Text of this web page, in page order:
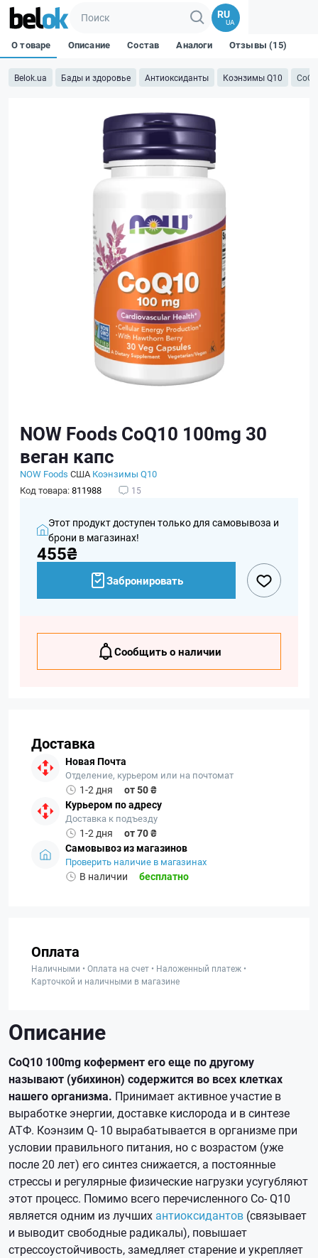
RU
UA
Belok.ua Бады и здоровье Антиоксиданты Коэнзимы Q10
О товаре Описание Состав Аналоги Отзывы (15)
NOW Foods CoQ10 100mg 30
веган капс
NOW Foods США Коэнзимы Q10
Код товара:811988 15
Этот продукт доступен только для самовывоза и
брони в магазинах!
455₴
Забронировать
Сообщить о наличии
Доставка
Новая Почта
Отделение, курьером или на почтомат
1-2 дня
от 50 ₴
Курьером по адресу
Доставка к подъезду
1-2 дня
от 70 ₴
Самовывоз из магазинов
Проверить наличие в магазинах
В наличии бесплатно
Оплата
Наличными • Оплата на счет • Наложенный платеж •
Карточкой и наличными в магазине
Описание
CoQ10 100mg кофермент его еще по другому
называют (убихинон) содержится во всех клетках
нашего организма. Принимает активное участие в
выработке энергии, доставке кислорода и в синтезе
АТФ. Коэнзим Q- 10 вырабатывается в организме при
условии правильного питания, но с возрастом (уже
после 20 лет) его синтез снижается, а постоянные
стрессы и регулярные физические нагрузки усугубляют
этот процесс. Помимо всего перечисленного Co- Q10
является одним из лучших антиоксидантов (связывает
и выводит свободные радикалы), повышает
стрессоустойчивость, замедляет старение и укрепляет